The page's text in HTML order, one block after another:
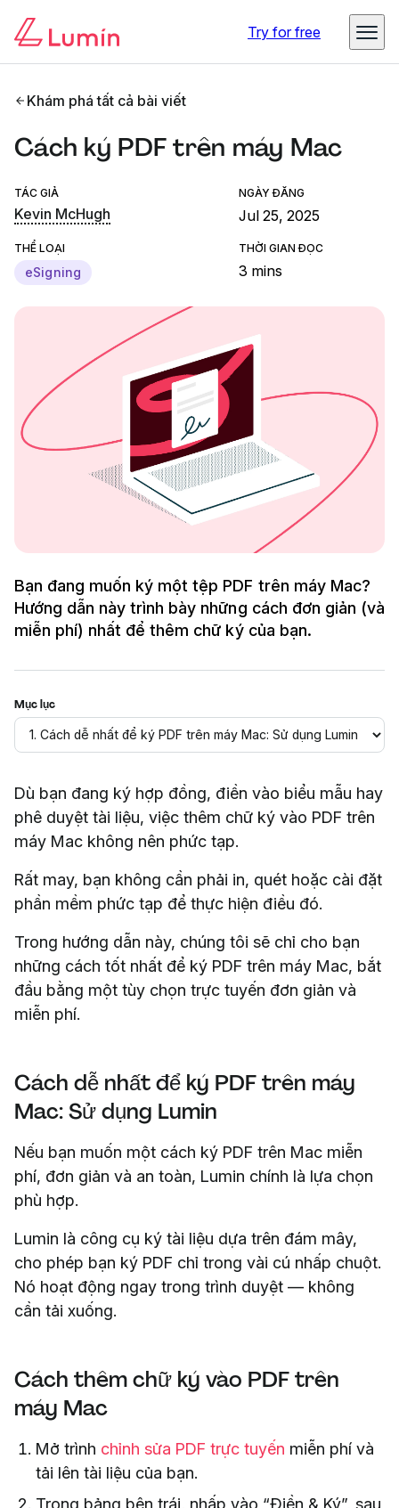
Try for free
Khám phá tất cả bài viết
Cách ký PDF trên máy Mac
TÁC GIẢ
Kevin McHugh
NGÀY ĐĂNG
Jul 25, 2025
THỂ LOẠI
eSigning
THỜI GIAN ĐỌC
3 mins
Bạn đang muốn ký một tệp PDF trên máy Mac?
Hướng dẫn này trình bày những cách đơn giản (và
miễn phí) nhất để thêm chữ ký của bạn.
Mục lục
Dù bạn đang ký hợp đồng, điền vào biểu mẫu hay
phê duyệt tài liệu, việc thêm chữ ký vào PDF trên
máy Mac không nên phức tạp.
Rất may, bạn không cần phải in, quét hoặc cài đặt
phần mềm phức tạp để thực hiện điều đó.
Trong hướng dẫn này, chúng tôi sẽ chỉ cho bạn
những cách tốt nhất để ký PDF trên máy Mac, bắt
đầu bằng một tùy chọn trực tuyến đơn giản và
miễn phí.
Cách dễ nhất để ký PDF trên máy
Mac: Sử dụng Lumin
Nếu bạn muốn một cách ký PDF trên Mac miễn
phí, đơn giản và an toàn, Lumin chính là lựa chọn
phù hợp.
Lumin là công cụ ký tài liệu dựa trên đám mây,
cho phép bạn ký PDF chỉ trong vài cú nhấp chuột.
Nó hoạt động ngay trong trình duyệt — không
cần tải xuống.
Cách thêm chữ ký vào PDF trên
máy Mac
Mở trình chỉnh sửa PDF trực tuyến miễn phí và
tải lên tài liệu của bạn.
Trong bảng bên trái, nhấp vào “Điền & Ký”, sau